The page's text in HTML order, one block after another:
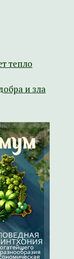
тепло
и зла